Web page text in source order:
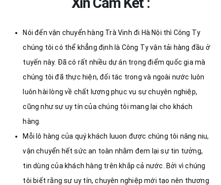
Nói đến vận chuyển hàng Trà Vinh đi Hà Nội thì Công Ty
chúng tôi có thể khẳng định là Công Ty vận tải hàng đầu ở
tuyến này. Đã có rất nhiều dự án trọng điểm quốc gia mà
chúng tôi đã thực hiện, đối tác trong và ngoài nước luôn
luôn hài lòng về chất lượng phục vụ sự chuyên nghiệp,
cũng như sự uy tín của chúng tôi mang lại cho khách
hàng.
Mỗi lô hàng của quý khách luuon được chúng tôi nâng niu,
vận chuyển hết sức an toàn nhằm đem lại sự tin tưởng,
tin dùng của khách hàng trên khắp cả nước. Bởi vì chúng
tôi biết rằng sự uy tín, chuyên nghiệp mới tạo nên thương